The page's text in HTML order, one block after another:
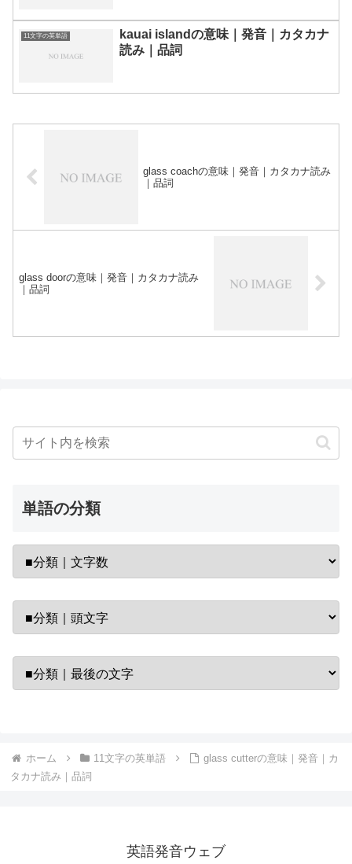
11文字の英単語
kauai islandの意味｜発音｜カタカナ
読み｜品詞
glass coachの意味｜発音｜カタカナ読み
｜品詞
glass doorの意味｜発音｜カタカナ読み
｜品詞
単語の分類
ホーム 11文字の英単語
glass cutterの意味｜発音｜カ
タカナ読み｜品詞
英語発音ウェブ